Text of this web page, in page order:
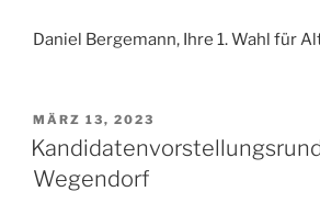
Daniel Bergemann, Ihre 1. Wahl für
VERÖFFENTLICHT
AM
MÄRZ 13, 2023
Wegendorf